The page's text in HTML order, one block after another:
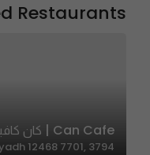
Restaurants
Can Cafe | كان كافيه
12468 7701,